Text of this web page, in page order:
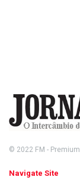
© 2022 FM -
Navigate Site